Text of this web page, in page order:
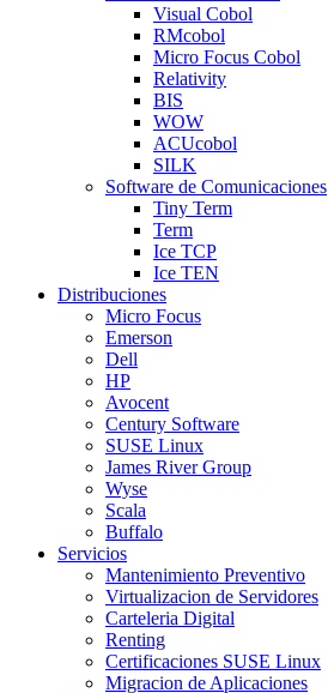
Visual Cobol
RMcobol
Micro Focus Cobol
Relativity
BIS
WOW
ACUcobol
SILK
Software de Comunicaciones
Tiny Term
Term
Ice TCP
Ice TEN
Distribuciones
Micro Focus
Emerson
Dell
HP
Avocent
Century Software
SUSE Linux
James River Group
Wyse
Scala
Buffalo
Servicios
Mantenimiento Preventivo
Virtualizacion de Servidores
Carteleria Digital
Renting
Certificaciones SUSE Linux
Migracion de Aplicaciones